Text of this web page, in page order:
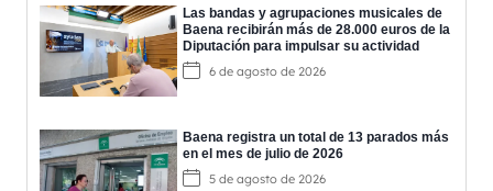
Las bandas y agrupaciones musicales de
Baena recibirán más de 28.000 euros de la
Diputación para impulsar su actividad
6 de agosto de 2026
Baena registra un total de 13 parados más
en el mes de julio de 2026
5 de agosto de 2026